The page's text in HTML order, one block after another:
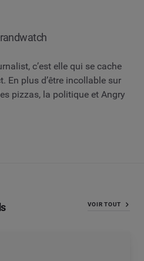
c’est elle qui se cache
En plus d’être incollable sur
pizzas, la politique et Angry
VOIR TOUT